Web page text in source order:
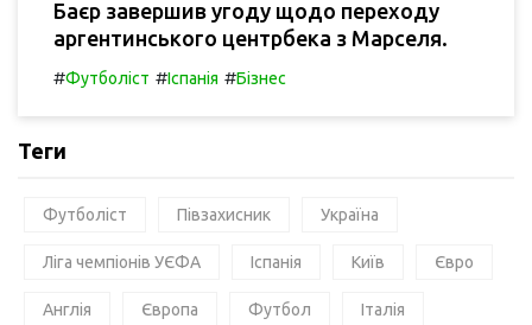
Баєр завершив угоду щодо переходу
аргентинського центрбека з Марселя.
#Футболіст #Іспанія #Бізнес
Теги
Футболіст Півзахисник Україна
Ліга чемпіонів УЄФА Іспанія Київ Євро
Англія Європа Футбол Італія